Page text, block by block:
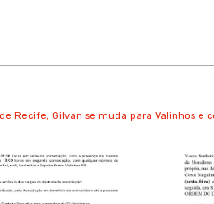
Recife, Gilvan se muda para Valinhos e